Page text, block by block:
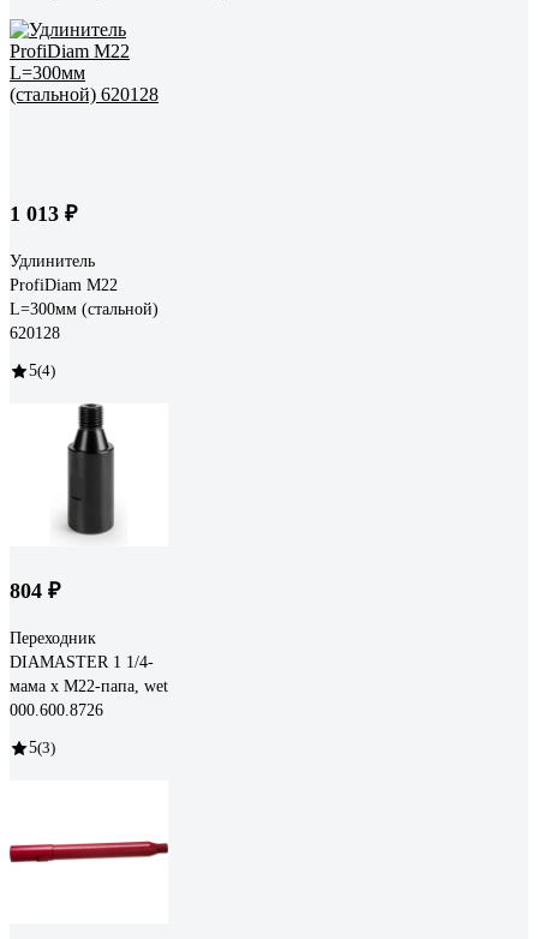
1 013 ₽
Удлинитель
ProfiDiam M22
L=300мм (стальной)
620128
5(4)
804 ₽
Переходник
DIAMASTER 1 1/4-
мама х М22-папа, wet
000.600.8726
5(3)